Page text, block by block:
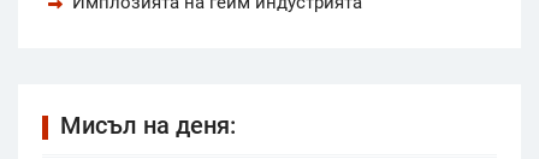
Мисъл на деня: